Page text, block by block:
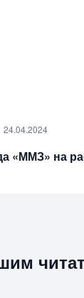
24.04.2024
«ММЗ» на